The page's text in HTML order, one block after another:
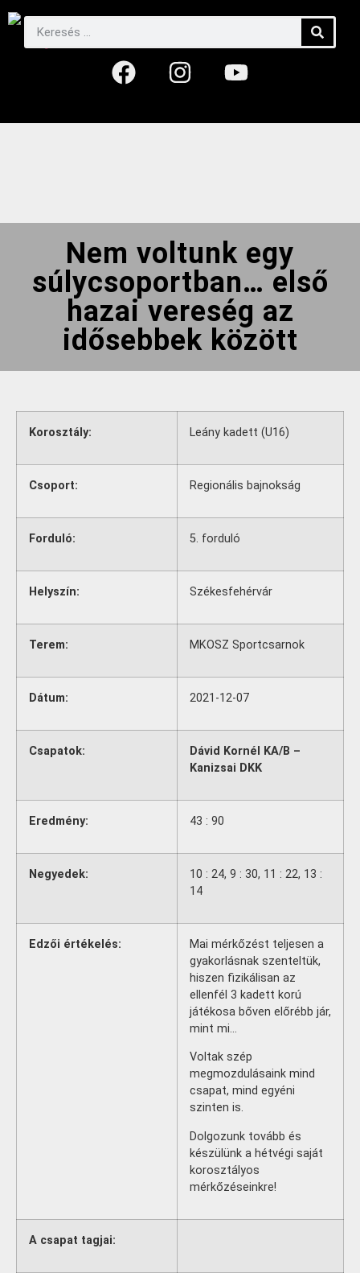
Nem voltunk egy
súlycsoportban… első
hazai vereség az
idősebbek között
Korosztály: Leány kadett (U16)
Csoport: Regionális bajnokság
Forduló: 5. forduló
Helyszín: Székesfehérvár
Terem: MKOSZ Sportcsarnok
Dátum: 2021-12-07
Csapatok:
Dávid Kornél KA/B –
Kanizsai DKK
Eredmény: 43 : 90
Negyedek:
10 : 24, 9 : 30, 11 : 22, 13 :
14
Edzői értékelés:
Mai mérkőzést teljesen a
gyakorlásnak szenteltük,
hiszen fizikálisan az
ellenfél 3 kadett korú
játékosa bőven előrébb jár,
mint mi…
Voltak szép
megmozdulásaink mind
csapat, mind egyéni
szinten is.
Dolgozunk tovább és
készülünk a hétvégi saját
korosztályos
mérkőzéseinkre!
A csapat tagjai: